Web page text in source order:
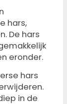
hars,
De hars
eronder.
hars
in de